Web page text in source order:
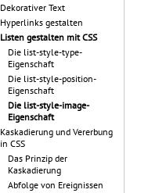
Dekorativer Text
Hyperlinks gestalten
Listen gestalten mit CSS
Die list-style-type-
Eigenschaft
Die list-style-position-
Eigenschaft
Die list-style-image-
Eigenschaft
Kaskadierung und Vererbung
in CSS
Das Prinzip der
Kaskadierung
Abfolge von Ereignissen